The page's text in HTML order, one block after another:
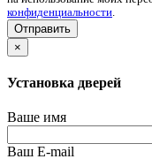
конфиденциальности
×
Установка дверей
Ваше имя
Ваш E-mail